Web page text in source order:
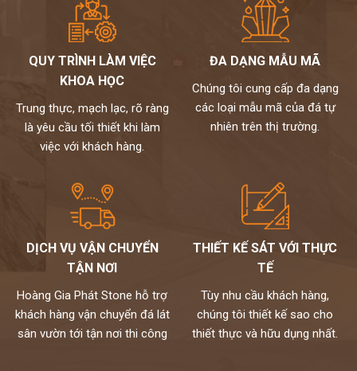
QUY TRÌNH LÀM VIỆC
KHOA HỌC
Trung thực, mạch lạc, rõ ràng
là yêu cầu tối thiết khi làm
việc với khách hàng.
ĐA DẠNG MẪU MÃ
Chúng tôi cung cấp đa dạng
các loại mẫu mã của đá tự
nhiên trên thị trường.
DỊCH VỤ VẬN CHUYỂN
TẬN NƠI
Hoàng Gia Phát Stone hỗ trợ
khách hàng vận chuyển đá lát
sân vườn tới tận nơi thi công
THIẾT KẾ SÁT VỚI THỰC
TẾ
Tùy nhu cầu khách hàng,
chúng tôi thiết kế sao cho
thiết thực và hữu dụng nhất.